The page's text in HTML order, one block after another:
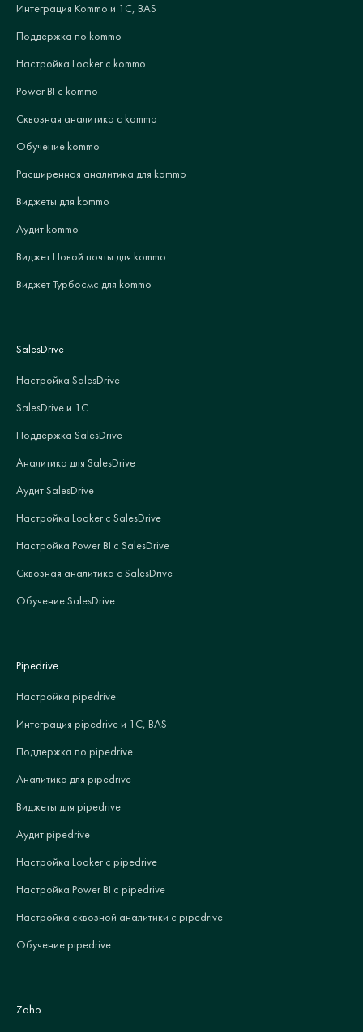
Интеграция Kommo и 1С, BAS
Поддержка по kommo
Настройка Looker с kommo
Power BI с kommo
Сквозная аналитика с kommo
Обучение kommo
Расширенная аналитика для kommo
Виджеты для kommo
Аудит kommo
Виджет Новой почты для kommo
Виджет Турбосмс для kommo
SalesDrive
Настройка SalesDrive
SalesDrive и 1С
Поддержка SalesDrive
Аналитика для SalesDrive
Аудит SalesDrive
Настройка Looker с SalesDrive
Настройка Power BI с SalesDrive
Сквозная аналитика с SalesDrive
Обучение SalesDrive
Pipedrive
Настройка pipedrive
Интеграция pipedrive и 1С, BAS
Поддержка по pipedrive
Аналитика для pipedrive
Виджеты для pipedrive
Аудит pipedrive
Настройка Looker с pipedrive
Настройка Power BI с pipedrive
Настройка сквозной аналитики с pipedrive
Обучение pipedrive
Zoho